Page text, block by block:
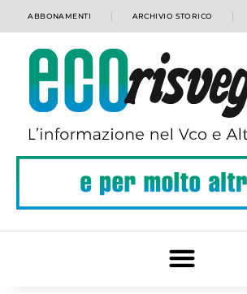
ABBONAMENTI ARCHIVIO STORICO